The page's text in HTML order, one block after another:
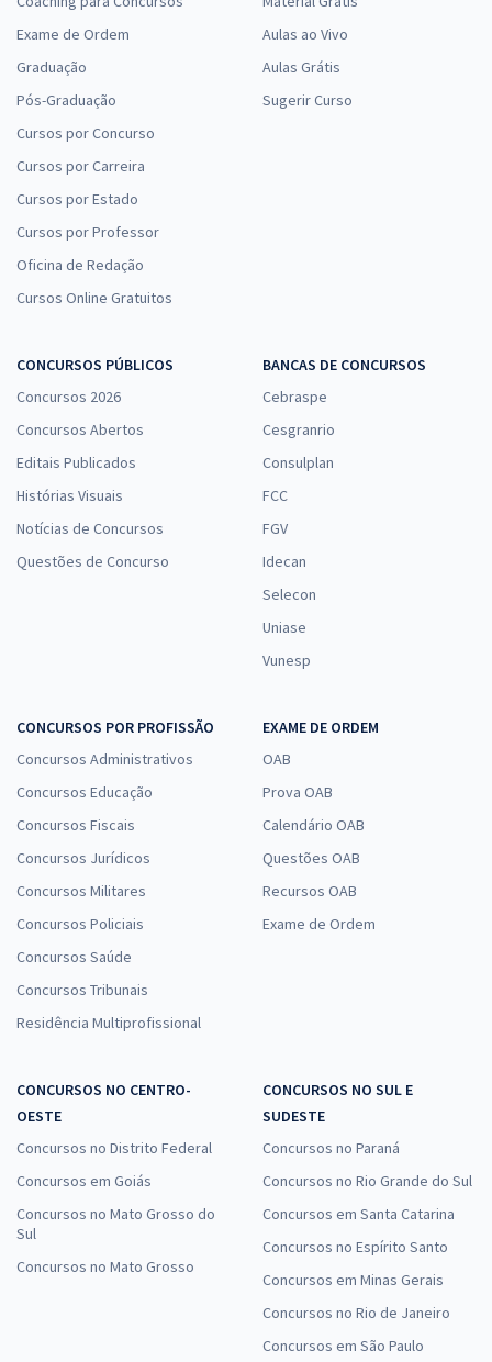
Exame de Ordem
Graduação
Pós-Graduação
Cursos por Concurso
Cursos por Carreira
Cursos por Estado
Cursos por Professor
Oficina de Redação
Cursos Online Gratuitos
Aulas ao Vivo
Aulas Grátis
Sugerir Curso
CONCURSOS PÚBLICOS
Concursos 2026
Concursos Abertos
Editais Publicados
Histórias Visuais
Notícias de Concursos
Questões de Concurso
BANCAS DE CONCURSOS
Cebraspe
Cesgranrio
Consulplan
FCC
FGV
Idecan
Selecon
Uniase
Vunesp
CONCURSOS POR PROFISSÃO
Concursos Administrativos
Concursos Educação
Concursos Fiscais
Concursos Jurídicos
Concursos Militares
Concursos Policiais
Concursos Saúde
Concursos Tribunais
Residência Multiprofissional
EXAME DE ORDEM
OAB
Prova OAB
Calendário OAB
Questões OAB
Recursos OAB
Exame de Ordem
CONCURSOS NO CENTRO-
OESTE
Concursos no Distrito Federal
Concursos em Goiás
Concursos no Mato Grosso do
Sul
Concursos no Mato Grosso
CONCURSOS NO SUL E
SUDESTE
Concursos no Paraná
Concursos no Rio Grande do Sul
Concursos em Santa Catarina
Concursos no Espírito Santo
Concursos em Minas Gerais
Concursos no Rio de Janeiro
Concursos em São Paulo